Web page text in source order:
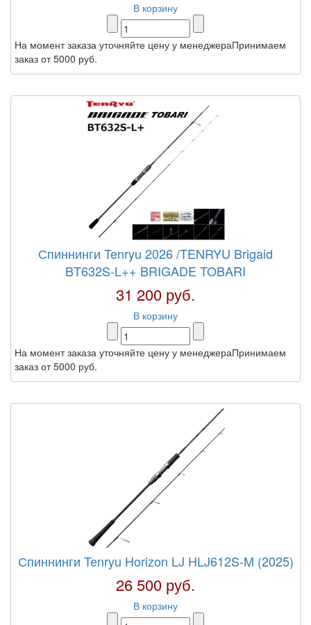
В корзину
На момент заказа уточняйте цену у менеджераПринимаем
заказ от 5000 руб.
Спиннинги Tenryu 2026 /TENRYU Brigaid
BT632S-L++ BRIGADE TOBARI
31 200 руб.
В корзину
На момент заказа уточняйте цену у менеджераПринимаем
заказ от 5000 руб.
Спиннинги Tenryu Horizon LJ HLJ612S-M (2025)
26 500 руб.
В корзину